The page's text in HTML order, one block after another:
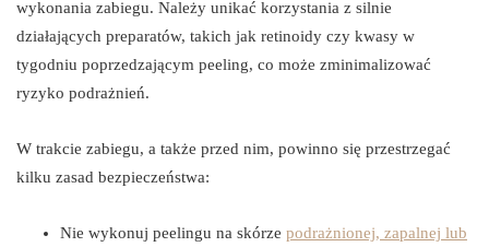
wykonania zabiegu. Należy unikać korzystania z silnie
działających preparatów, takich jak retinoidy czy kwasy w
tygodniu poprzedzającym peeling, co może zminimalizować
ryzyko podrażnień.
W trakcie zabiegu, a także przed nim, powinno się przestrzegać
kilku zasad bezpieczeństwa:
Nie wykonuj peelingu na skórze podrażnionej, zapalnej lub